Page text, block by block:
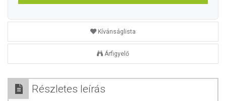
Kívánságlista
Árfigyelő
Részletes leírás